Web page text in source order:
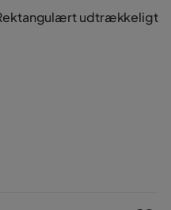
udtrækkeligt